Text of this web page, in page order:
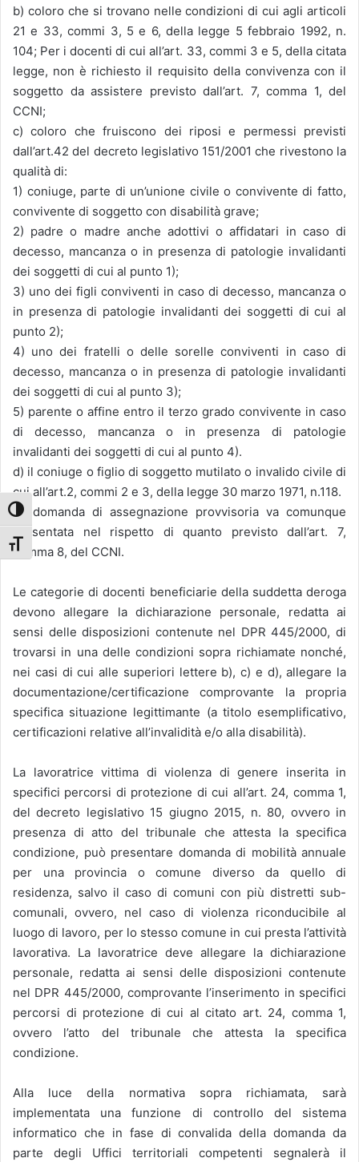
Attiva/disattiva alto contrasto
Attiva/disattiva dimensione testo
b) coloro che si trovano nelle condizioni di cui agli articoli
21 e 33, commi 3, 5 e 6, della legge 5 febbraio 1992, n.
104; Per i docenti di cui all’art. 33, commi 3 e 5, della citata
legge, non è richiesto il requisito della convivenza con il
soggetto da assistere previsto dall’art. 7, comma 1, del
CCNI;
c) coloro che fruiscono dei riposi e permessi previsti
dall’art.42 del decreto legislativo 151/2001 che rivestono la
qualità di:
1) coniuge, parte di un’unione civile o convivente di fatto,
convivente di soggetto con disabilità grave;
2) padre o madre anche adottivi o affidatari in caso di
decesso, mancanza o in presenza di patologie invalidanti
dei soggetti di cui al punto 1);
3) uno dei figli conviventi in caso di decesso, mancanza o
in presenza di patologie invalidanti dei soggetti di cui al
punto 2);
4) uno dei fratelli o delle sorelle conviventi in caso di
decesso, mancanza o in presenza di patologie invalidanti
dei soggetti di cui al punto 3);
5) parente o affine entro il terzo grado convivente in caso
di decesso, mancanza o in presenza di patologie
invalidanti dei soggetti di cui al punto 4).
d) il coniuge o figlio di soggetto mutilato o invalido civile di
cui all’art.2, commi 2 e 3, della legge 30 marzo 1971, n.118.
La domanda di assegnazione provvisoria va comunque
presentata nel rispetto di quanto previsto dall’art. 7,
comma 8, del CCNI.
Le categorie di docenti beneficiarie della suddetta deroga
devono allegare la dichiarazione personale, redatta ai
sensi delle disposizioni contenute nel DPR 445/2000, di
trovarsi in una delle condizioni sopra richiamate nonché,
nei casi di cui alle superiori lettere b), c) e d), allegare la
documentazione/certificazione comprovante la propria
specifica situazione legittimante (a titolo esemplificativo,
certificazioni relative all’invalidità e/o alla disabilità).
La lavoratrice vittima di violenza di genere inserita in
specifici percorsi di protezione di cui all’art. 24, comma 1,
del decreto legislativo 15 giugno 2015, n. 80, ovvero in
presenza di atto del tribunale che attesta la specifica
condizione, può presentare domanda di mobilità annuale
per una provincia o comune diverso da quello di
residenza, salvo il caso di comuni con più distretti sub-
comunali, ovvero, nel caso di violenza riconducibile al
luogo di lavoro, per lo stesso comune in cui presta l’attività
lavorativa. La lavoratrice deve allegare la dichiarazione
personale, redatta ai sensi delle disposizioni contenute
nel DPR 445/2000, comprovante l’inserimento in specifici
percorsi di protezione di cui al citato art. 24, comma 1,
ovvero l’atto del tribunale che attesta la specifica
condizione.
Alla luce della normativa sopra richiamata, sarà
implementata una funzione di controllo del sistema
informatico che in fase di convalida della domanda da
parte degli Uffici territoriali competenti segnalerà il